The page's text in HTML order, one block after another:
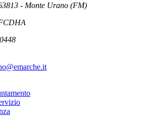
- Monte Urano (FM)